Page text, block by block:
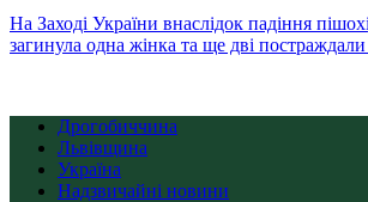
На Заході України внаслідок падіння
загинула одна жінка та ще дві
Дрогобиччина
Львівщина
Україна
Надзвичайні новини